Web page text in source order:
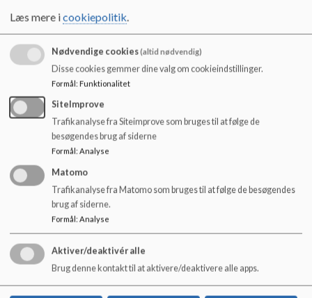
Aktivitetskalender
Her findes Ørestad Skoles aktivitetskalender
Læs mere
Læs mere icookiepolitik.
Nødvendige cookies(altid nødvendig)
Disse cookies gemmer dine valg om cookieindstillinger.
Formål: Funktionalitet
SiteImprove
Trafikanalyse fra Siteimprove som bruges til at følge de
besøgendes brug af siderne
Formål : Analyse
Matomo
Trafikanalyse fra Matomo som bruges til at følge de besøgendes
brug af siderne.
Formål: Analyse
Aktiver/deaktivér alle
Brug denne kontakt til at aktivere/deaktivere alle apps.